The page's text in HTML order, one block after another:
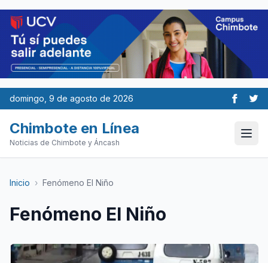
domingo, 9 de agosto de 2026
Chimbote en Línea
Noticias de Chimbote y Áncash
Inicio › Fenómeno El Niño
Fenómeno El Niño